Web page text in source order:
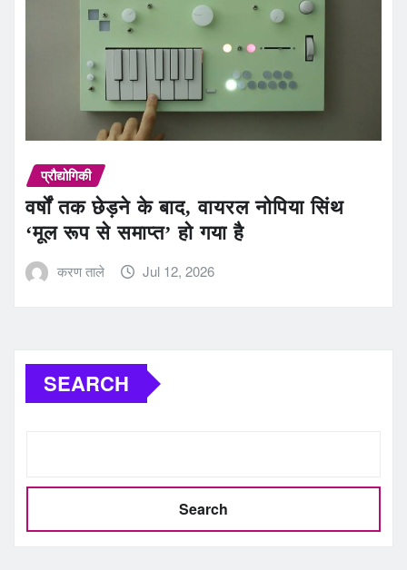
प्रौद्योगिकी
वर्षों तक छेड़ने के बाद, वायरल नोपिया सिंथ
‘मूल रूप से समाप्त’ हो गया है
करण ताले Jul 12, 2026
SEARCH
Search